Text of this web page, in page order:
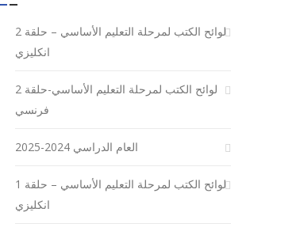
لوائح الكتب لمرحلة التعليم الأساسي – حلقة 2
انكليزي
لوائح الكتب لمرحلة التعليم الأساسي-حلقة 2
فرنسي
العام الدراسي 2024-2025
لوائح الكتب لمرحلة التعليم الأساسي – حلقة 1
انكليزي